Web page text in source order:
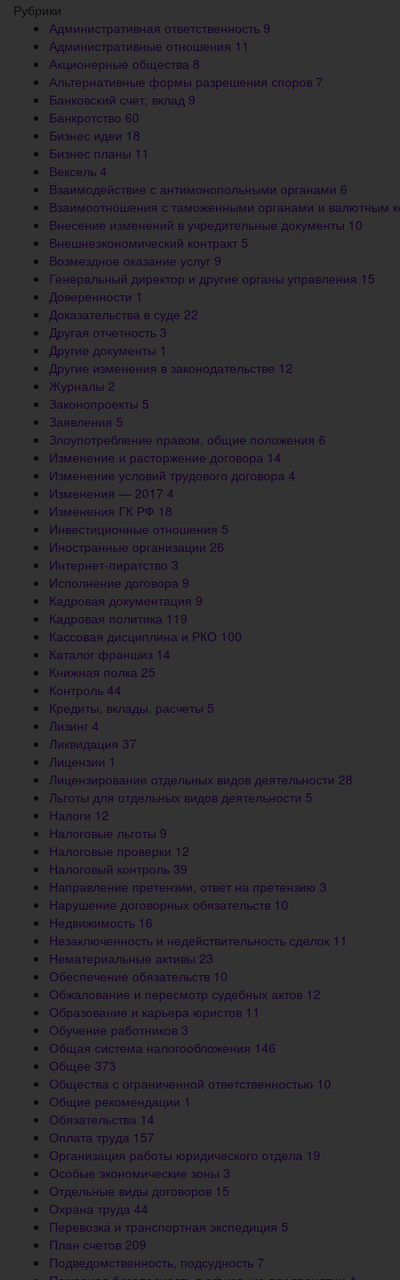
Рубрики
Административная ответственность 9
Административные отношения 11
Акционерные общества 8
Альтернативные формы разрешения споров 7
Банковский счет, вклад 9
Банкротство 60
Бизнес идеи 18
Бизнес планы 11
Вексель 4
Взаимодействие с антимонопольными органами 6
Взаимоотношения с таможенными органами и валютным
Внесение изменений в учредительные документы 10
Внешнеэкономический контракт 5
Возмездное оказание услуг 9
Генеральный директор и другие органы управления 15
Доверенности 1
Доказательства в суде 22
Другая отчетность 3
Другие документы 1
Другие изменения в законодательстве 12
Журналы 2
Законопроекты 5
Заявления 5
Злоупотребление правом, общие положения 6
Изменение и расторжение договора 14
Изменение условий трудового договора 4
Изменения — 2017 4
Изменения ГК РФ 18
Инвестиционные отношения 5
Иностранные организации 26
Интернет-пиратство 3
Исполнение договора 9
Кадровая документация 9
Кадровая политика 119
Кассовая дисциплина и РКО 100
Каталог франшиз 14
Книжная полка 25
Контроль 44
Кредиты, вклады, расчеты 5
Лизинг 4
Ликвидация 37
Лицензии 1
Лицензирование отдельных видов деятельности 28
Льготы для отдельных видов деятельности 5
Налоги 12
Налоговые льготы 9
Налоговые проверки 12
Налоговый контроль 39
Направление претензии, ответ на претензию 3
Нарушение договорных обязательств 10
Недвижимость 16
Незаключенность и недействительность сделок 11
Нематериальные активы 23
Обеспечение обязательств 10
Обжалование и пересмотр судебных актов 12
Образование и карьера юристов 11
Обучение работников 3
Общая система налогообложения 146
Общее 373
Общества с ограниченной ответственностью 10
Общие рекомендации 1
Обязательства 14
Оплата труда 157
Организация работы юридического отдела 19
Особые экономические зоны 3
Отдельные виды договоров 15
Охрана труда 44
Перевозка и транспортная экспедиция 5
План счетов 209
Подведомственность, подсудность 7